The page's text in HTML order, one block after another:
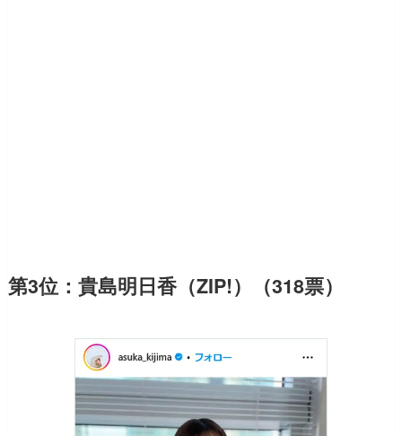
第3位：貴島明日香（ZIP!）（318票）